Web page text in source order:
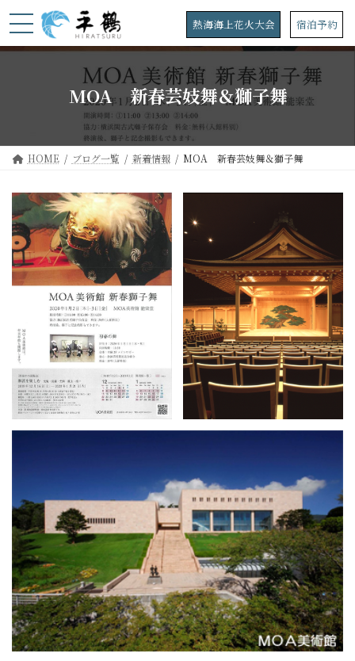
ン
ン
プ
ビ
ー
動
熱海海上花火大会 宿泊予約
MOA 新春芸妓舞＆獅子舞
HOME ブログ一覧 新着情報 MOA 新春芸妓舞＆獅子舞